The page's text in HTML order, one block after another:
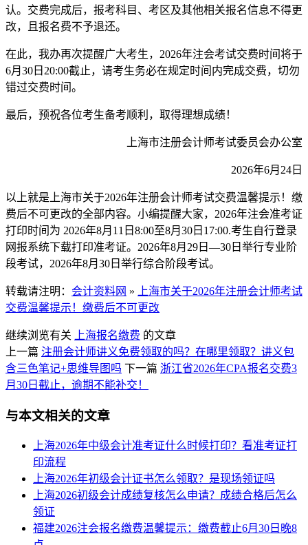
认。交费完成后，报考科目、考区及其他相关报名信息不得更
改，且报名费不予退还。
在此，我办再次提醒广大考生，2026年注会考试交费时间将于
6月30日20:00截止，请考生务必在规定时间内完成交费，切勿
错过交费时间。
最后，预祝各位考生备考顺利，取得理想成绩！
上海市注册会计师考试委员会办公室
2026年6月24日
以上就是上海市关于2026年注册会计师考试交费温馨提示！缴
费后不可更改的全部内容。小编提醒大家，2026年注会准考证
打印时间为 2026年8月11日8:00至8月30日17:00.考生自行登录
网报系统下载打印准考证。2026年8月29日—30日举行专业阶
段考试，2026年8月30日举行综合阶段考试。
转载请注明： 会计资料网 »
上海市关于2026年注册会计师考试
交费温馨提示！缴费后不可更改
继续浏览有关 上海报名缴费 的文章
上一篇 注册会计师讲义免费领取的吗？在哪里领取？讲义包
含三色笔记+思维导图吗 下一篇 浙江省2026年CPA报名交费3
月30日截止，逾期不能补交！
与本文相关的文章
上海2026年中级会计准考证什么时候打印？看准考证打
印流程
上海2026年初级会计证书怎么领取？是现场领证吗
上海2026初级会计成绩复核怎么申请？成绩合格后怎么
领证
福建2026注会报名缴费温馨提示：缴费截止6月30日晚8